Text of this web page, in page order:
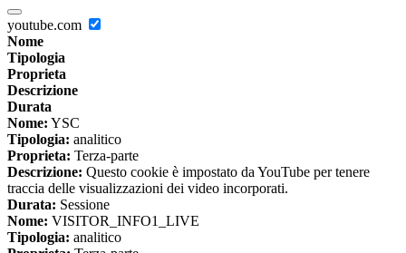
youtube.com
Nome
Tipologia
Proprieta
Descrizione
Durata
Nome: YSC
Tipologia: analitico
Proprieta: Terza-parte
Descrizione: Questo cookie è impostato da YouTube per tenere
traccia delle visualizzazioni dei video incorporati.
Durata: Sessione
Nome: VISITOR_INFO1_LIVE
Tipologia: analitico